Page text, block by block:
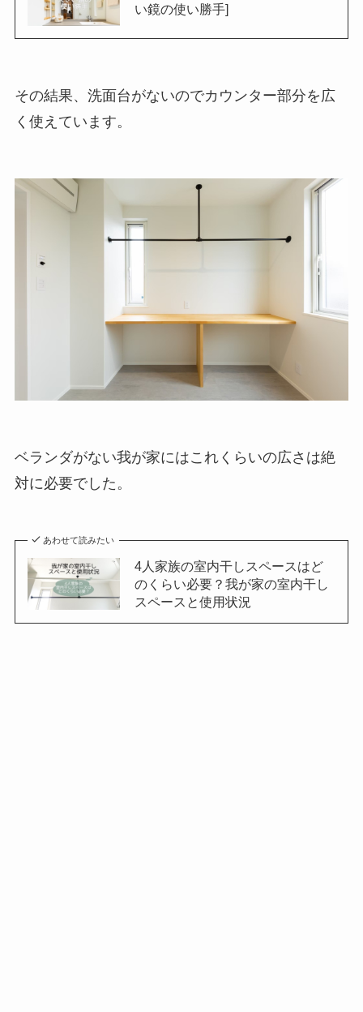
い鏡の使い勝手]
その結果、洗面台がないのでカウンター部分を広
く使えています。
ベランダがない我が家にはこれくらいの広さは絶
対に必要でした。
あわせて読みたい
4人家族の室内干しスペースはど
のくらい必要？我が家の室内干し
スペースと使用状況